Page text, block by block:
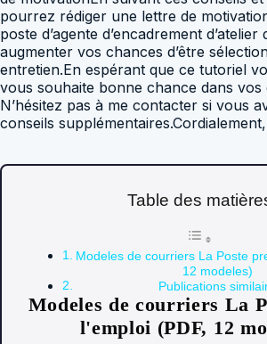
Table des
Modeles de courriers La Poste
12 modeles)
Publications
Modeles de courriers La
l'emploi (PDF, 12